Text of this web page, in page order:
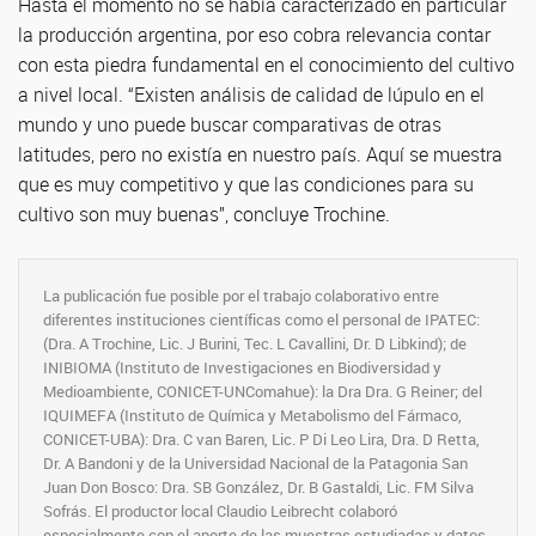
la producción argentina, por eso cobra relevancia contar
con esta piedra fundamental en el conocimiento del cultivo
a nivel local. “Existen análisis de calidad de lúpulo en el
mundo y uno puede buscar comparativas de otras
latitudes, pero no existía en nuestro país. Aquí se muestra
que es muy competitivo y que las condiciones para su
cultivo son muy buenas”, concluye Trochine.
La publicación fue posible por el trabajo colaborativo entre
diferentes instituciones científicas como el personal de IPATEC:
(Dra. A Trochine, Lic. J Burini, Tec. L Cavallini, Dr. D Libkind); de
INIBIOMA (Instituto de Investigaciones en Biodiversidad y
Medioambiente, CONICET-UNComahue): la Dra Dra. G Reiner; del
IQUIMEFA (Instituto de Química y Metabolismo del Fármaco,
CONICET-UBA): Dra. C van Baren, Lic. P Di Leo Lira, Dra. D Retta,
Dr. A Bandoni y de la Universidad Nacional de la Patagonia San
Juan Don Bosco: Dra. SB González, Dr. B Gastaldi, Lic. FM Silva
Sofrás. El productor local Claudio Leibrecht colaboró